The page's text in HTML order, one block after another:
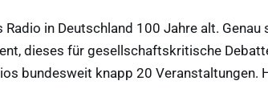
in Deutschland 100 Jahre alt. Genau
dieses für gesellschaftskritische
bundesweit knapp 20 Veranstaltungen.